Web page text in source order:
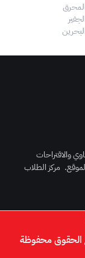
والاقتراحات
. مركز الطلاب